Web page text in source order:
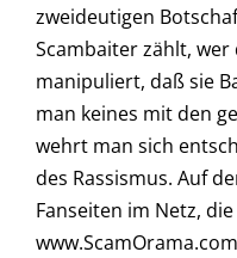
zweideutigen
Scambaiter zählt,
manipuliert, daß sie
man keines mit den
wehrt man sich
des Rassismus. Auf
Fanseiten im Netz,